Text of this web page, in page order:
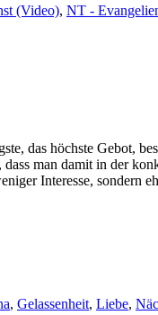
(Video), NT -
das höch­ste Gebot,
man damit in der
Inter­esse, son­dern
, Gelassenheit, Liebe,